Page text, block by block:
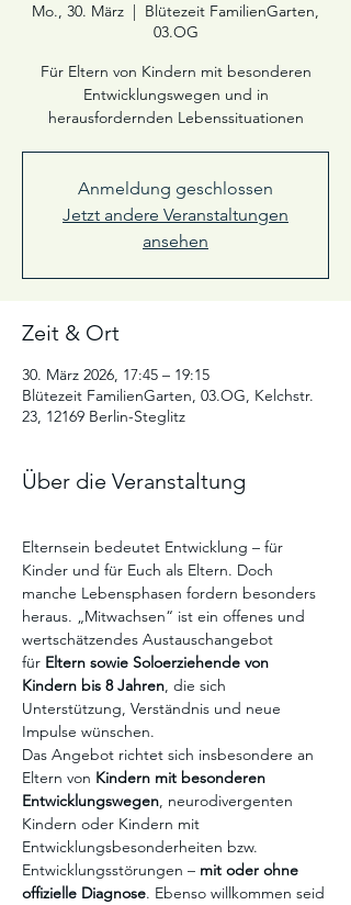
Mo., 30. März
  |
Blütezeit FamilienGarten,
03.OG
Für Eltern von Kindern mit besonderen
Entwicklungswegen und in
herausfordernden Lebenssituationen
Anmeldung geschlossen
Jetzt andere Veranstaltungen
ansehen
Zeit & Ort
30. März 2026, 17:45 – 19:15
Blütezeit FamilienGarten, 03.OG, Kelchstr.
23, 12169 Berlin-Steglitz
Über die Veranstaltung
Elternsein bedeutet Entwicklung – für
Kinder und für Euch als Eltern. Doch
manche Lebensphasen fordern besonders
heraus. „Mitwachsen“ ist ein offenes und
wertschätzendes Austauschangebot
für Eltern sowie Soloerziehende von
Kindern bis 8 Jahren, die sich
Unterstützung, Verständnis und neue
Impulse wünschen.
Das Angebot richtet sich insbesondere an
Eltern von Kindern mit besonderen
Entwicklungswegen, neurodivergenten
Kindern oder Kindern mit
Entwicklungsbesonderheiten bzw.
Entwicklungsstörungen – mit oder ohne
offizielle Diagnose. Ebenso willkommen seid